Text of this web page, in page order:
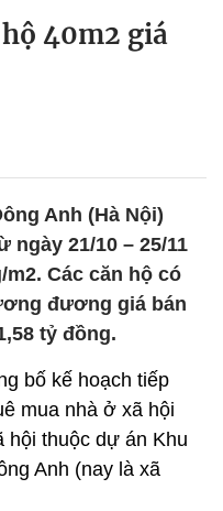
40m2 giá
Anh (Hà Nội)
21/10 – 25/11
Các căn hộ có
đương giá bán
tỷ đồng.
bố kế hoạch tiếp
mua nhà ở xã hội
hội thuộc dự án Khu
Anh (nay là xã